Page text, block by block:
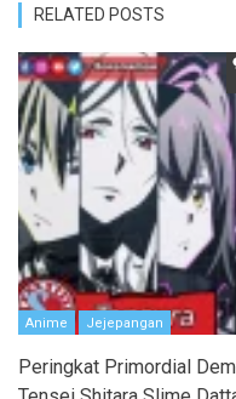
RELATED POSTS
Anime Jejepangan
Peringkat Primordial